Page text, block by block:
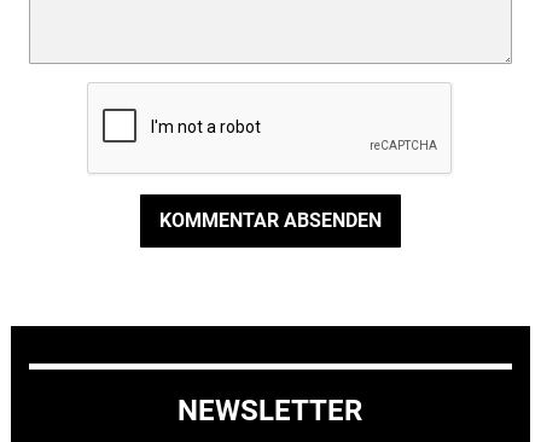
KOMMENTAR ABSENDEN
NEWSLETTER